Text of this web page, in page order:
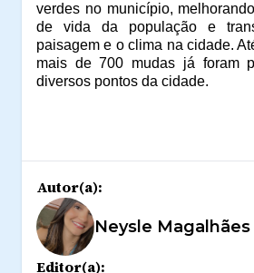
verdes no município,
de vida da população e
paisagem e o clima na cidade.
mais de 700 mudas já foram
diversos pontos da cidade.
Autor(a):
Neysle Magalhães
Editor(a):